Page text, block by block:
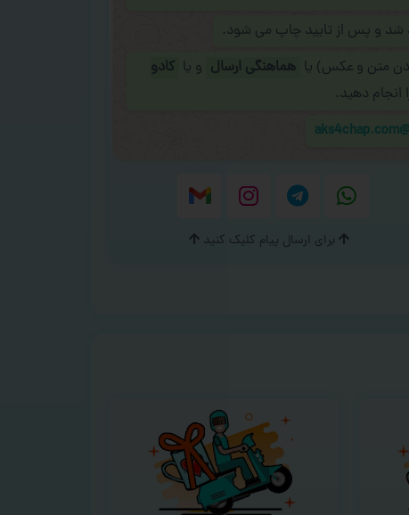
شد و پس از تایید چاپ می شود.
متن و عکس) یا هماهنگی ارسال و یا کادو
انجام دهید.
برای ارسال پیام کلیک کنید